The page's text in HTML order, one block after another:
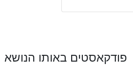
פודקאסטים באותו הנושא